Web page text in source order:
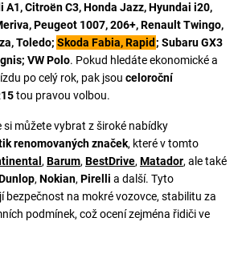
A1, Citroën C3, Honda Jazz, Hyundai i20,
Peugeot 1007, 206+, Renault Twingo,
Toledo; Skoda Fabia, Rapid ; Subaru GX3
VW Polo. Pokud hledáte ekonomické a
po celý rok, pak jsou celoroční
tou pravou volbou.
si můžete vybrat z široké nabídky
renomovaných značek, které v tomto
, Barum, BestDrive, Matador, ale také
, Nokian, Pirelli a další. Tyto
bezpečnost na mokré vozovce, stabilitu za
podmínek, což ocení zejména řidiči ve